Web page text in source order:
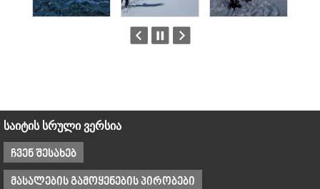
საიტის სრული ვერსია
ჩვენ შესახებ
მასალების გამოყენების პირობები